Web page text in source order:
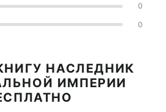
0
0
НАСЛЕДНИК
ИМПЕРИИ